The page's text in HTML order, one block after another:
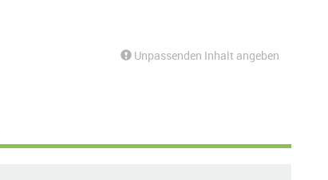
Unpassenden Inhalt angeben